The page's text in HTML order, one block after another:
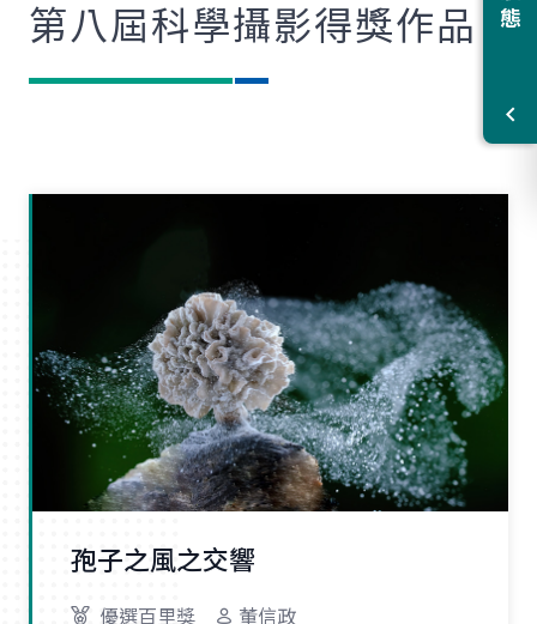
第八屆科學攝影得獎作品
孢子之風之交響
優選百里獎 董信政